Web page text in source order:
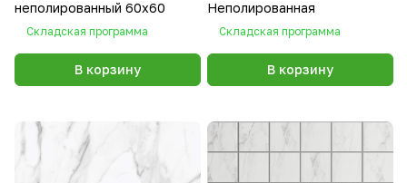
неполированный 60x60
Складская программа
В корзину
Неполированная
Складская программа
В корзину